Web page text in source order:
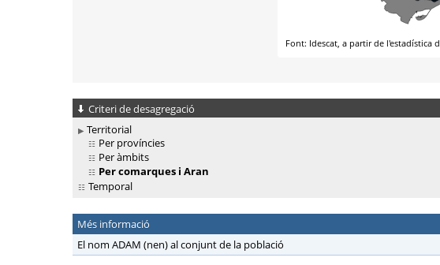
Criteri de desagregació
Territorial
Per províncies
Per àmbits
Per comarques i Aran
Temporal
Més informació
El nom ADAM (nen) al conjunt de la població